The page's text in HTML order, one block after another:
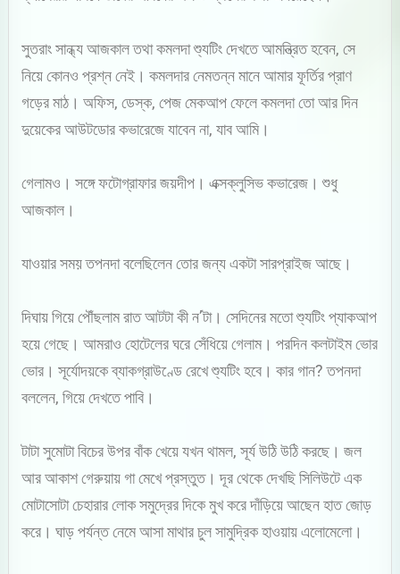
সুতরাং সান্ধ্য আজকাল তথা কমলদা শ্যুটিং দেখতে আমন্ত্রিত হবেন, সে
নিয়ে কোনও প্রশ্ন নেই। কমলদার নেমতন্ন মানে আমার ফূর্তির প্রাণ
গড়ের মাঠ। অফিস, ডেস্ক, পেজ মেকআপ ফেলে কমলদা তো আর দিন
দুয়েকের আউটডোর কভারেজে যাবেন না, যাব আমি।
গেলামও। সঙ্গে ফটোগ্রাফার জয়দীপ। এক্সক্লুসিভ কভারেজ। শুধু
আজকাল।
যাওয়ার সময় তপনদা বলেছিলেন তোর জন্য একটা সারপ্রাইজ আছে।
দিঘায় গিয়ে পৌঁছলাম রাত আটটা কী ন’টা। সেদিনের মতো শ্যুটিং প্যাকআপ
হয়ে গেছে। আমরাও হোটেলের ঘরে সেঁধিয়ে গেলাম। পরদিন কলটাইম ভোর
ভোর। সূর্যোদয়কে ব্যাকগ্রাউণ্ডে রেখে শ্যুটিং হবে। কার গান? তপনদা
বললেন, গিয়ে দেখতে পাবি।
টাটা সুমোটা বিচের উপর বাঁক খেয়ে যখন থামল, সূর্য উঠি উঠি করছে। জল
আর আকাশ গেরুয়ায় গা মেখে প্রস্তুত। দূর থেকে দেখছি সিলিউটে এক
মোটাসোটা চেহারার লোক সমুদ্রের দিকে মুখ করে দাঁড়িয়ে আছেন হাত জোড়
করে। ঘাড় পর্যন্ত নেমে আসা মাথার চুল সামুদ্রিক হাওয়ায় এলোমেলো।